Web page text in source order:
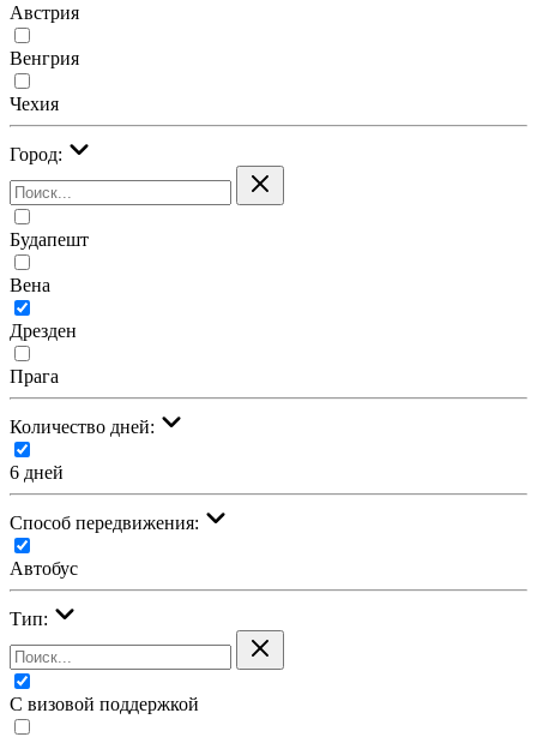
Австрия
Венгрия
Чехия
Город:
Будапешт
Вена
Дрезден
Прага
Количество дней:
6 дней
Cпособ передвижения:
Автобус
Тип:
С визовой поддержкой